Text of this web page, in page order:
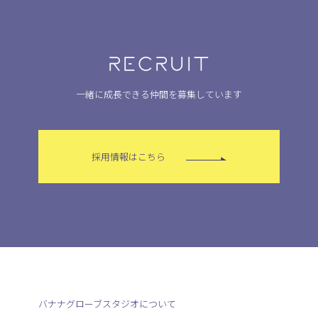
RECRUIT
一緒に成長できる仲間を募集しています
採用情報はこちら
バナナグローブスタジオについて